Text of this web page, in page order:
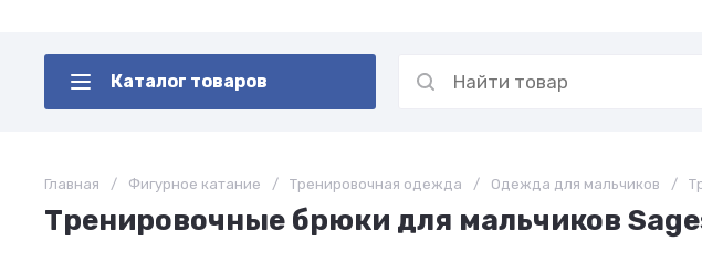
Каталог товаров
Главная / Фигурное катание / Тренировочная одежда / Одежда для мальчиков /
Тренировочные брюки для мальчиков